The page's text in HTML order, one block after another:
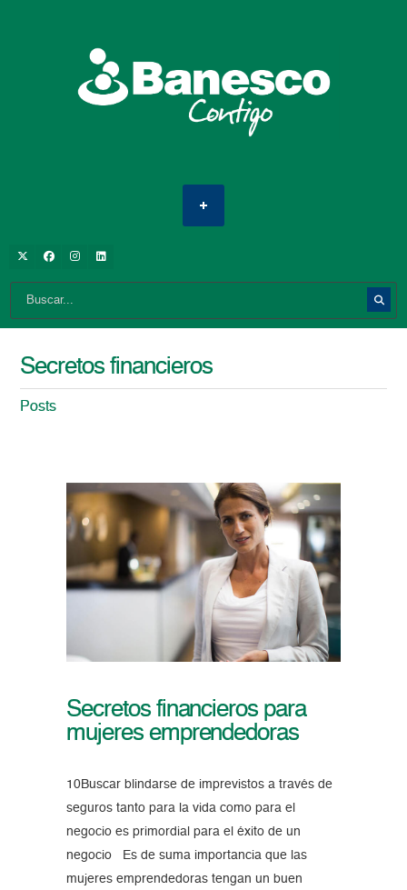
Secretos financieros
Posts
Secretos financieros para
mujeres emprendedoras
10Buscar blindarse de imprevistos a través de
seguros tanto para la vida como para el
negocio es primordial para el éxito de un
negocio Es de suma importancia que las
mujeres emprendedoras tengan un buen